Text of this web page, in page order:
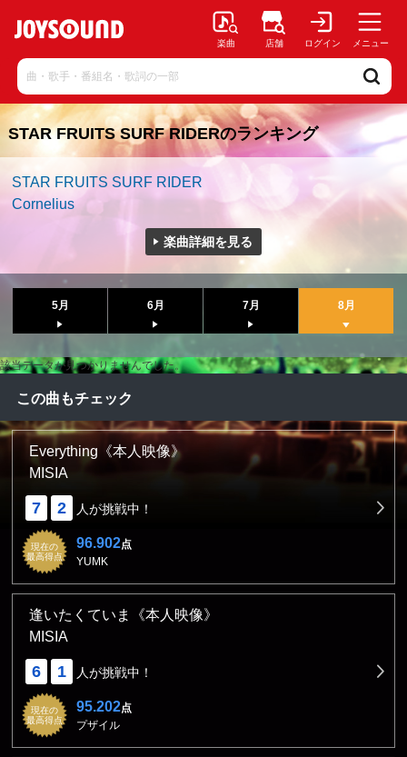
楽曲 店舗 ログイン メニュー
STAR FRUITS SURF RIDERのランキング
STAR FRUITS SURF RIDER
Cornelius
楽曲詳細を見る
5月 6月 7月 8月
該当データが見つかりませんでした。
この曲もチェック
Everything《本人映像》
MISIA
7 2 人が挑戦中！
現在の
最高得点
96.902点
YUMK
逢いたくていま《本人映像》
MISIA
6 1 人が挑戦中！
現在の
最高得点
95.202点
プザイル